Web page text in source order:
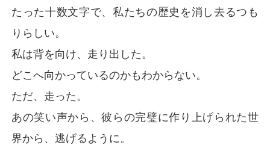
たった十数文字で、私たちの歴史を消し去るつも
りらしい。
私は背を向け、走り出した。
どこへ向かっているのかもわからない。
ただ、走った。
あの笑い声から、彼らの完璧に作り上げられた世
界から、逃げるように。